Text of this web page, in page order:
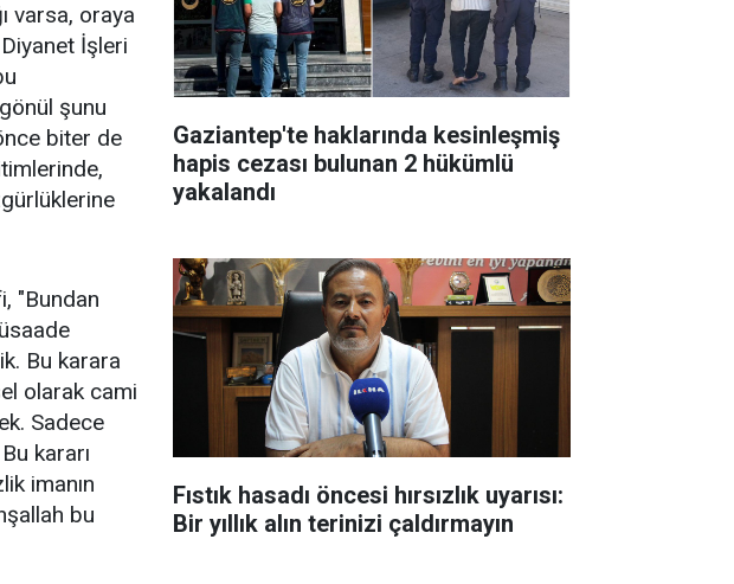
varsa, oraya
Diyanet İşleri
şunu
biter de
"Bundan
Bu karara
olarak cami
Sadece
kararı
imanın
bu
Gaziantep'te haklarında kesinleşmiş
hapis cezası bulunan 2 hükümlü
yakalandı
Fıstık hasadı öncesi hırsızlık uyarısı:
Bir yıllık alın terinizi çaldırmayın